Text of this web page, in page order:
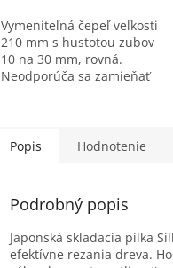
Vymeniteľná čepeľ veľkosti
210 mm s hustotou zubov
10 na 30 mm, rovná.
Neodporúča sa zamieňať
Bigboy, čepele sa...
Popis Hodnotenie
Podrobný popis
Japonská skladacia pílka
efektívne rezania dreva.